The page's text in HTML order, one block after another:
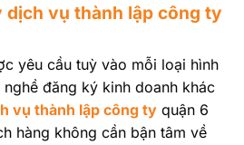
dịch vụ thành lập công ty
yêu cầu tuỳ vào mỗi loại hình
đăng ký kinh doanh khác
vụ thành lập công ty quận 6
hàng không cần bận tâm về